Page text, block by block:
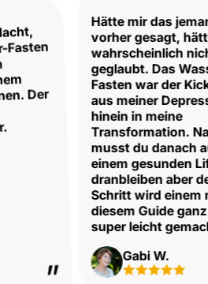
Fasten
Der
Hätte mir das
vorher gesagt,
wahrscheinlich
geglaubt. Das
Fasten war der
aus meiner
hinein in meine
Transformation.
musst du danach
einem gesunden
dranbleiben aber
Schritt wird einem
diesem Guide
super leicht
Gabi W.